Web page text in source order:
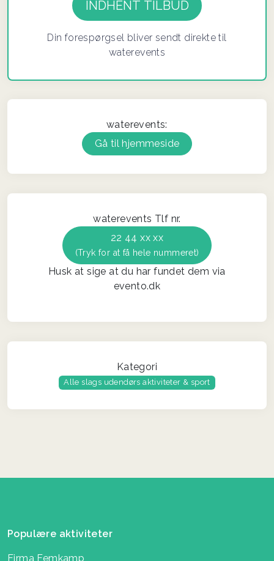
Din forespørgsel bliver sendt direkte til
waterevents
waterevents:
Gå til hjemmeside
waterevents Tlf nr.
22 44 xx xx
(Tryk for at få hele nummeret)
Husk at sige at du har fundet dem via
evento.dk
Kategori
Alle slags udendørs aktiviteter & sport
Populære aktiviteter
Firma Femkamp